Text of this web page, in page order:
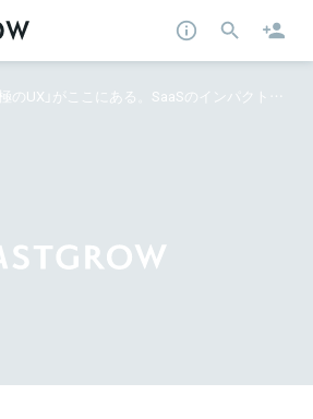
「究極のUX」がここにある。SaaSのインパクトは、介護業界でこそ特に大きくなる3つの理由を、Rehab for JAPANに聞く